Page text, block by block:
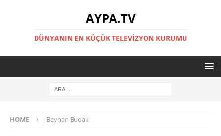
AYPA.TV
DÜNYANIN EN KÜÇÜK TELEVIZYON KURUMU
HOME Beyhan Budak